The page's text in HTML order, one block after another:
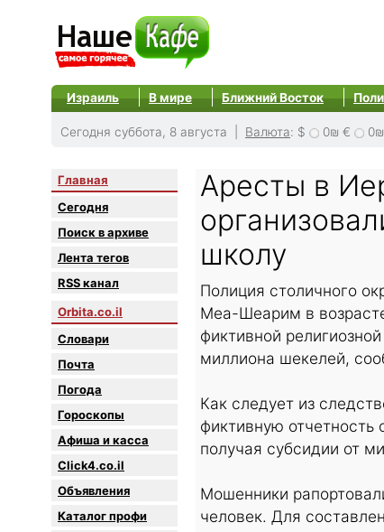
Израиль В мире Ближний Восток
Сегодня суббота, 8 августа | Валюта: $ 0₪ € 0₪
Главная
Сегодня
Поиск в архиве
Лента тегов
RSS канал
Orbita.co.il
Словари
Почта
Погода
Гороскопы
Афиша и касса
Click4.co.il
Объявления
Каталог профи
Аресты в
школу
Полиция столичного
Меа-Шеарим в
фиктивной
миллиона шекелей,
Как следует из
фиктивную отчетность
получая субсидии от
Мошенники
человек. Для